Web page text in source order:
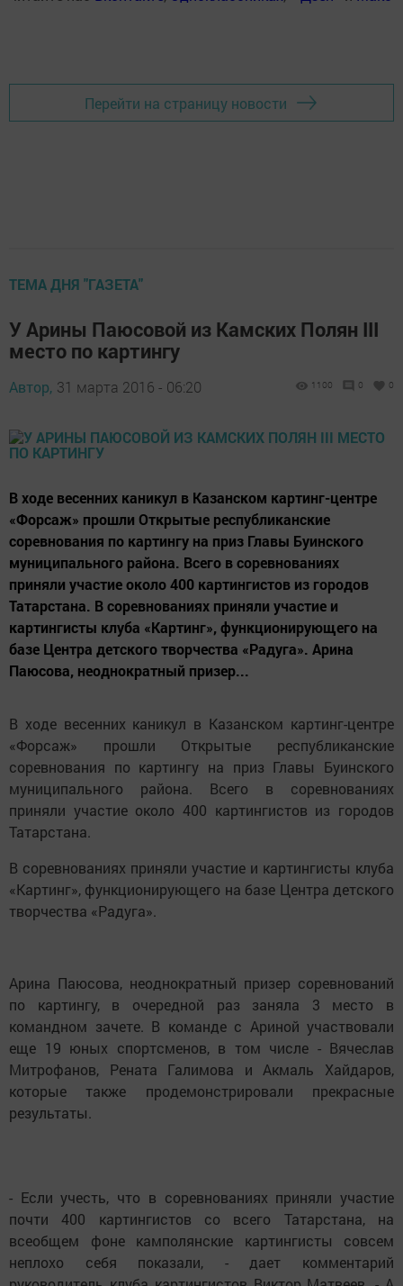
Перейти на страницу новости
ТЕМА ДНЯ "ГАЗЕТА"
У Арины Паюсовой из Камских Полян III
место по картингу
Автор, 31 марта 2016 - 06:20 1100 0 0
В ходе весенних каникул в Казанском картинг-центре
«Форсаж» прошли Открытые республиканские
соревнования по картингу на приз Главы Буинского
муниципального района. Всего в соревнованиях
приняли участие около 400 картингистов из городов
Татарстана. В соревнованиях приняли участие и
картингисты клуба «Картинг», функционирующего на
базе Центра детского творчества «Радуга». Арина
Паюсова, неоднократный призер...
В ходе весенних каникул в Казанском картинг-центре
«Форсаж» прошли Открытые республиканские
соревнования по картингу на приз Главы Буинского
муниципального района. Всего в соревнованиях
приняли участие около 400 картингистов из городов
Татарстана.
В соревнованиях приняли участие и картингисты клуба
«Картинг», функционирующего на базе Центра детского
творчества «Радуга».
Арина Паюсова, неоднократный призер соревнований
по картингу, в очередной раз заняла 3 место в
командном зачете. В команде с Ариной участвовали
еще 19 юных спортсменов, в том числе - Вячеслав
Митрофанов, Рената Галимова и Акмаль Хайдаров,
которые также продемонстрировали прекрасные
результаты.
- Если учесть, что в соревнованиях приняли участие
почти 400 картингистов со всего Татарстана, на
всеобщем фоне камполянские картингисты совсем
неплохо себя показали, - дает комментарий